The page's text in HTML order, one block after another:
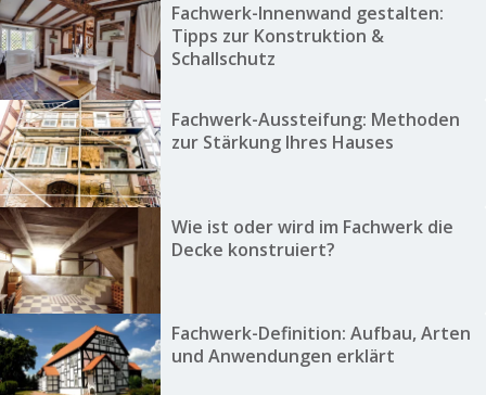
Fachwerk-Innenwand gestalten:
Tipps zur Konstruktion &
Schallschutz
Fachwerk-Aussteifung: Methoden
zur Stärkung Ihres Hauses
Wie ist oder wird im Fachwerk die
Decke konstruiert?
Fachwerk-Definition: Aufbau, Arten
und Anwendungen erklärt